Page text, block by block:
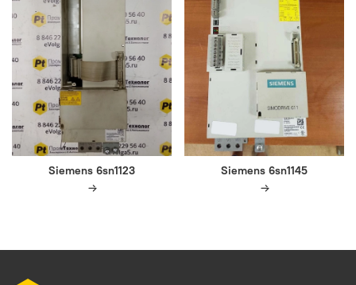
Siemens 6sn1123 Siemens 6sn1145